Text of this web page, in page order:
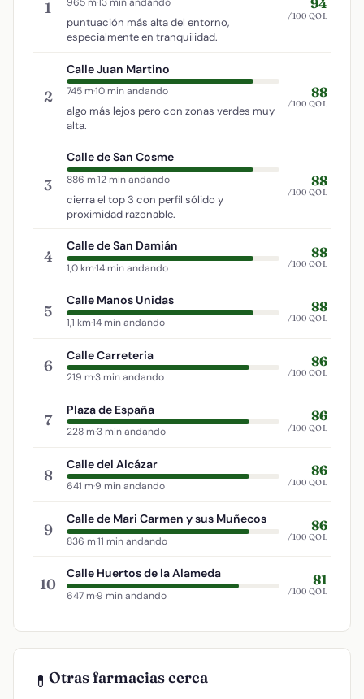
1 965 m·13 min andando
puntuación más alta del entorno,
especialmente en tranquilidad.
94
/100 QOL
2
Calle Juan Martino
745 m·10 min andando
algo más lejos pero con zonas verdes muy
alta.
88
/100 QOL
3
Calle de San Cosme
886 m·12 min andando
cierra el top 3 con perfil sólido y
proximidad razonable.
88
/100 QOL
4
Calle de San Damián
1,0 km·14 min andando
88
/100 QOL
5
Calle Manos Unidas
1,1 km·14 min andando
88
/100 QOL
6
Calle Carreteria
219 m·3 min andando
86
/100 QOL
7
Plaza de España
228 m·3 min andando
86
/100 QOL
8
Calle del Alcázar
641 m·9 min andando
86
/100 QOL
9
Calle de Mari Carmen y sus Muñecos
836 m·11 min andando
86
/100 QOL
10
Calle Huertos de la Alameda
647 m·9 min andando
81
/100 QOL
💊 Otras farmacias cerca